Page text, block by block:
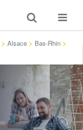
Toggle
search
Toggle
> Alsace > Bas-Rhin >